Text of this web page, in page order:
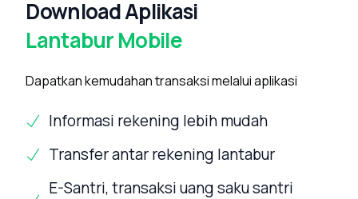
Download Aplikasi
Lantabur Mobile
Dapatkan kemudahan transaksi melalui aplikasi
Informasi rekening lebih mudah
Transfer antar rekening lantabur
E-Santri, transaksi uang saku santri
Informasi